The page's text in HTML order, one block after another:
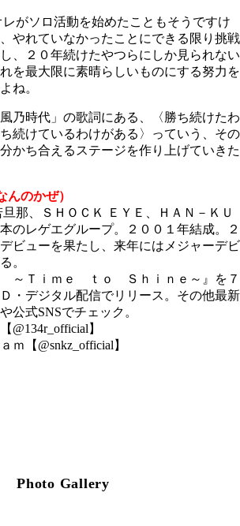
がソロ活動を始めたこともそうですけ
やれていなかったことにできる限り挑戦
、２０年続けたやつらにしか見られない
を最大限に素晴らしいものにする努力を
ね。
乃時代」の歌詞にある、〈勝ち続けたわ
続けているわけがある〉っていう、その
かち合えるステージを作り上げていきた
んのかぜ）
那、ＳＨＯＣＫ ＥＹＥ、ＨＡＮ－ＫＵ
のレゲエグループ。２００１年結成。２
ビューを果たし、来年にはメジャーデビ
。
～Ｔｉｍｅ ｔｏ Ｓｈｉｎｅ～』を７
・デジタル配信でリリース。その他最新
や公式SNSでチェック。
@134r_official】
ｍ【@snkz_official】
Photo Gallery